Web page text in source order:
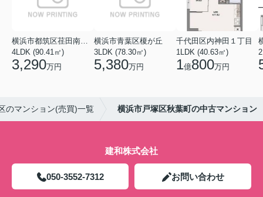
横浜市都筑区荏田南１丁目
4LDK (90.41㎡)
3,290万円
横浜市青葉区榎が丘
3LDK (78.30㎡)
5,380万円
千代田区内神田１丁目
1LDK (40.63㎡)
1億800万円
のマンション(売買)一覧 横浜市戸塚区秋葉町の中古マンション
建和株式会社
050-3552-7312 お問い合わせ